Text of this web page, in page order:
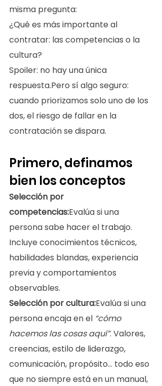
misma pregunta:
¿Qué es más importante al
contratar: las competencias o la
cultura?
Spoiler: no hay una única
respuesta.Pero sí algo seguro:
cuando priorizamos solo uno de los
dos, el riesgo de fallar en la
contratación se dispara.
Primero, definamos
bien los conceptos
Selección por
competencias:Evalúa si una
persona sabe hacer el trabajo.
Incluye conocimientos técnicos,
habilidades blandas, experiencia
previa y comportamientos
observables.
Selección por cultura:Evalúa si una
persona encaja en el “cómo
hacemos las cosas aquí”. Valores,
creencias, estilo de liderazgo,
comunicación, propósito… todo eso
que no siempre está en un manual,